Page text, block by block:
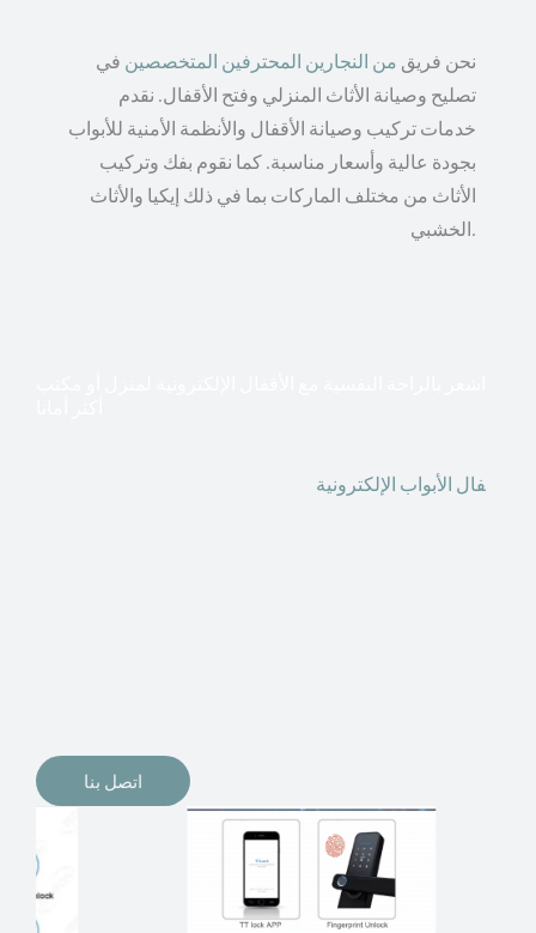
نحن فريق من النجارين المحترفين المتخصصين في
تصليح وصيانة الأثاث المنزلي وفتح الأقفال. نقدم
خدمات تركيب وصيانة الأقفال والأنظمة الأمنية للأبواب
بجودة عالية وأسعار مناسبة. كما نقوم بفك وتركيب
الأثاث من مختلف الماركات بما في ذلك إيكيا والأثاث
الخشبي.
فال الأبواب الإلكترونية
اتصل بنا